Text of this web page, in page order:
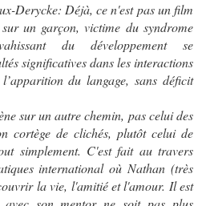
Derycke: Déjà, ce n'est pas un film
un garçon, victime du syndrome
du développement se
significatives dans les interactions
du langage, sans déficit
sur un autre chemin, pas celui des
cortège de clichés, plutôt celui de
simplement. C'est fait au travers
international où Nathan (très
la vie, l'amitié et l'amour. Il est